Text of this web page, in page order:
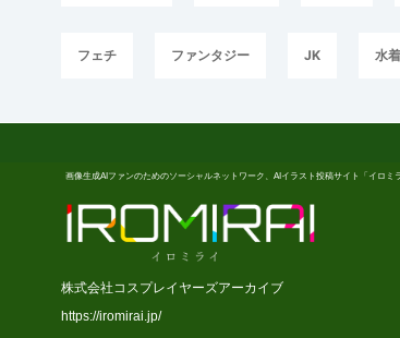
フェチ ファンタジー JK 水着
画像生成AIファンのためのソーシャルネットワーク、AIイラスト投稿サイト「イロミ
株式会社コスプレイヤーズアーカイブ
https://iromirai.jp/